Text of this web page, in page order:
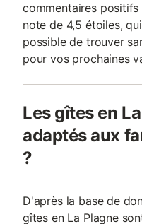
commentaires
note de 4,5 étoiles,
possible de trouver
pour vos prochaines
Les gîtes en
adaptés aux
?
D'après la base de
gîtes en La Plagne